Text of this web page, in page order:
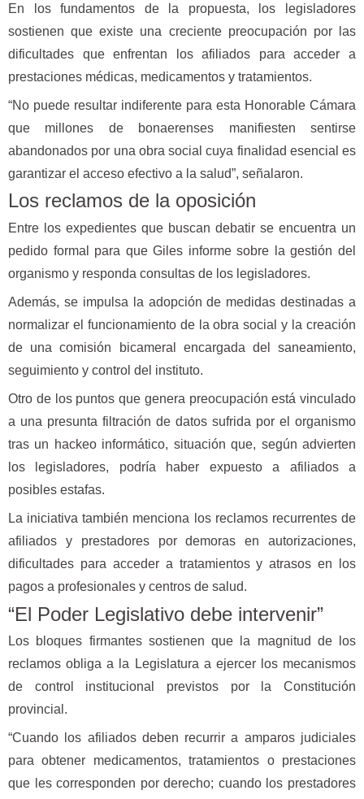
En los fundamentos de la propuesta, los legisladores
sostienen que existe una creciente preocupación por las
dificultades que enfrentan los afiliados para acceder a
prestaciones médicas, medicamentos y tratamientos.
“No puede resultar indiferente para esta Honorable Cámara
que millones de bonaerenses manifiesten sentirse
abandonados por una obra social cuya finalidad esencial es
garantizar el acceso efectivo a la salud”, señalaron.
Los reclamos de la oposición
Entre los expedientes que buscan debatir se encuentra un
pedido formal para que Giles informe sobre la gestión del
organismo y responda consultas de los legisladores.
Además, se impulsa la adopción de medidas destinadas a
normalizar el funcionamiento de la obra social y la creación
de una comisión bicameral encargada del saneamiento,
seguimiento y control del instituto.
Otro de los puntos que genera preocupación está vinculado
a una presunta filtración de datos sufrida por el organismo
tras un hackeo informático, situación que, según advierten
los legisladores, podría haber expuesto a afiliados a
posibles estafas.
La iniciativa también menciona los reclamos recurrentes de
afiliados y prestadores por demoras en autorizaciones,
dificultades para acceder a tratamientos y atrasos en los
pagos a profesionales y centros de salud.
“El Poder Legislativo debe intervenir”
Los bloques firmantes sostienen que la magnitud de los
reclamos obliga a la Legislatura a ejercer los mecanismos
de control institucional previstos por la Constitución
provincial.
“Cuando los afiliados deben recurrir a amparos judiciales
para obtener medicamentos, tratamientos o prestaciones
que les corresponden por derecho; cuando los prestadores